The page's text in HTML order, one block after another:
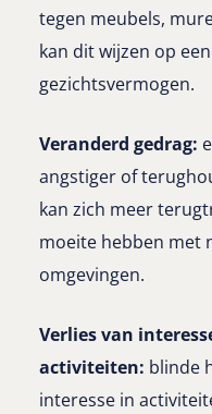
tegen meubels,
kan dit wijzen op
gezichtsvermogen.
Veranderd gedrag:
angstiger of
kan zich meer
moeite hebben met
omgevingen.
Verlies van
activiteiten: blinde
interesse in